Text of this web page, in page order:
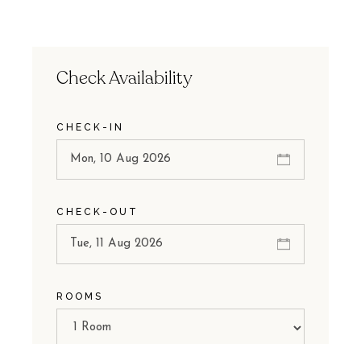
Check Availability
CHECK-IN
CHECK-OUT
ROOMS